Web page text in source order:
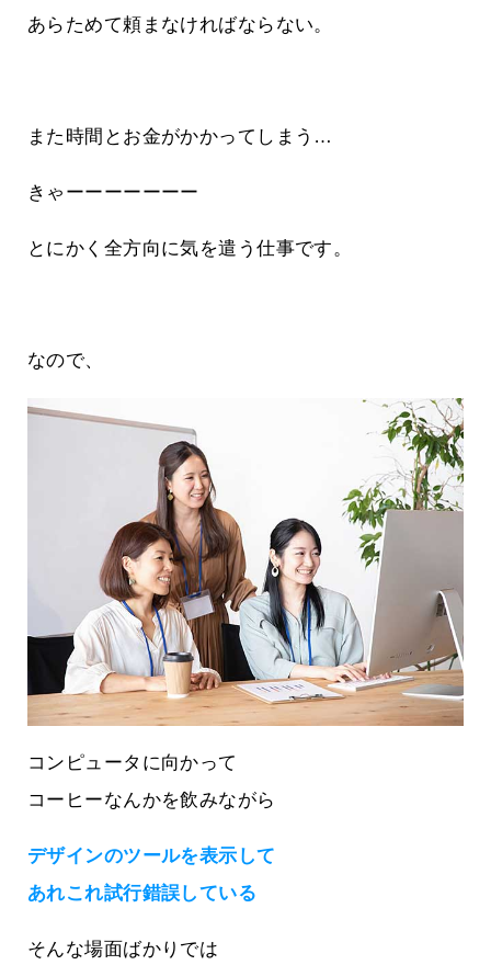
あらためて頼まなければならない。
また時間とお金がかかってしまう…
きゃーーーーーーー
とにかく全方向に気を遣う仕事です。
なので、
コンピュータに向かって
コーヒーなんかを飲みながら
デザインのツールを表示して
あれこれ試行錯誤している
そんな場面ばかりでは